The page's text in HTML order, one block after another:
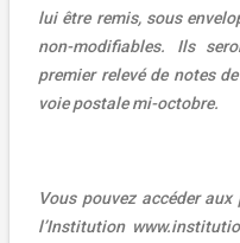
lui être remis, sous
non-modifiables. Ils
premier relevé de notes
voie postale mi-octobre.
Vous pouvez accéder
l’Institution